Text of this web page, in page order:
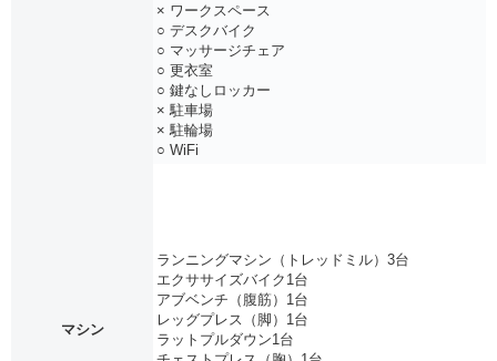
× ワークスペース
○ デスクバイク
○ マッサージチェア
○ 更衣室
○ 鍵なしロッカー
× 駐車場
× 駐輪場
○ WiFi
マシン
ランニングマシン（トレッドミル）3台
エクササイズバイク1台
アブベンチ（腹筋）1台
レッグプレス（脚）1台
ラットプルダウン1台